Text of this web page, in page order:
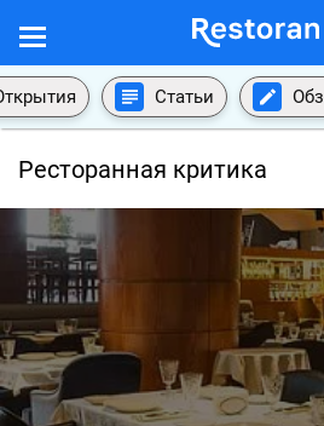
Статьи
Ресторанная критика